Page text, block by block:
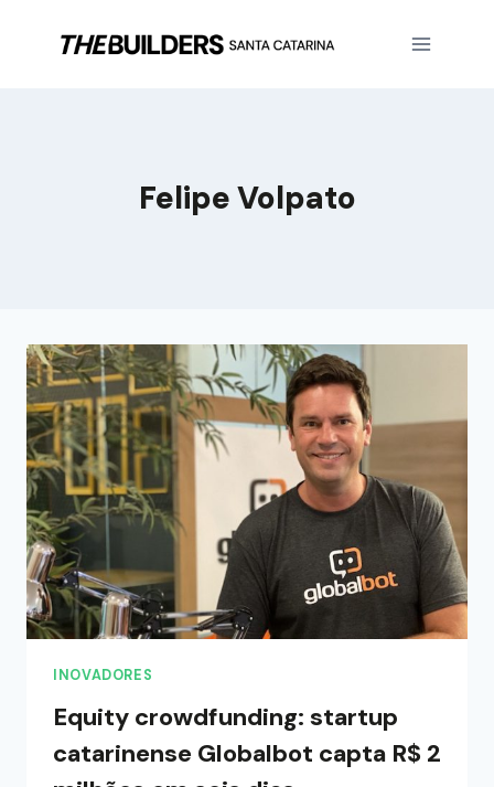
Felipe Volpato
INOVADORES
Equity crowdfunding: startup
catarinense Globalbot capta R$ 2